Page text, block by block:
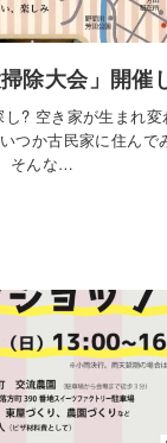
除大会」開催
し? 空き家が生まれ
つか古民家に住んで
そんな…